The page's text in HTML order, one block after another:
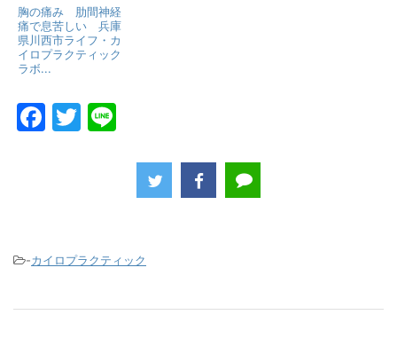
胸の痛み 肋間神経
痛で息苦しい 兵庫
県川西市ライフ・カ
イロプラクティック
ラボ...
F
o
k
T
-カイロプラクティック